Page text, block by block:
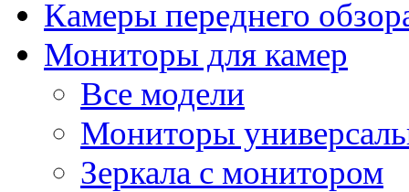
Камеры переднего
Мониторы для камер
Все модели
Мониторы
Зеркала с монитором